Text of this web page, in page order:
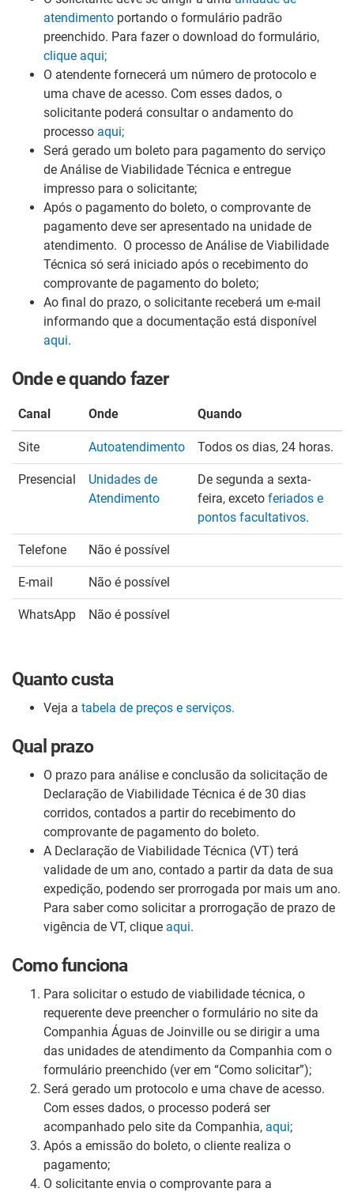
atendimento portando o formulário padrão
preenchido. Para fazer o download do formulário,
clique aqui;
O atendente fornecerá um número de protocolo e
uma chave de acesso. Com esses dados, o
solicitante poderá consultar o andamento do
processo aqui;
Será gerado um boleto para pagamento do serviço
de Análise de Viabilidade Técnica e entregue
impresso para o solicitante;
Após o pagamento do boleto, o comprovante de
pagamento deve ser apresentado na unidade de
atendimento. O processo de Análise de Viabilidade
Técnica só será iniciado após o recebimento do
comprovante de pagamento do boleto;
Ao final do prazo, o solicitante receberá um e-mail
informando que a documentação está disponível
aqui.
Onde e quando fazer
Canal Onde Quando
Site Autoatendimento Todos os dias, 24 horas.
Presencial
Unidades de
Atendimento
De segunda a sexta-
feira, exceto feriados e
pontos facultativos.
Telefone Não é possível
E-mail Não é possível
WhatsApp Não é possível
Quanto custa
Veja a tabela de preços e serviços.
Qual prazo
O prazo para análise e conclusão da solicitação de
Declaração de Viabilidade Técnica é de 30 dias
corridos, contados a partir do recebimento do
comprovante de pagamento do boleto.
A Declaração de Viabilidade Técnica (VT) terá
validade de um ano, contado a partir da data de sua
expedição, podendo ser prorrogada por mais um ano.
Para saber como solicitar a prorrogação de prazo de
vigência de VT, clique aqui.
Como funciona
Para solicitar o estudo de viabilidade técnica, o
requerente deve preencher o formulário no site da
Companhia Águas de Joinville ou se dirigir a uma
das unidades de atendimento da Companhia com o
formulário preenchido (ver em “Como solicitar”);
Será gerado um protocolo e uma chave de acesso.
Com esses dados, o processo poderá ser
acompanhado pelo site da Companhia, aqui;
Após a emissão do boleto, o cliente realiza o
pagamento;
O solicitante envia o comprovante para a